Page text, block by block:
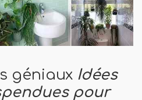
géniaux Idées
pour